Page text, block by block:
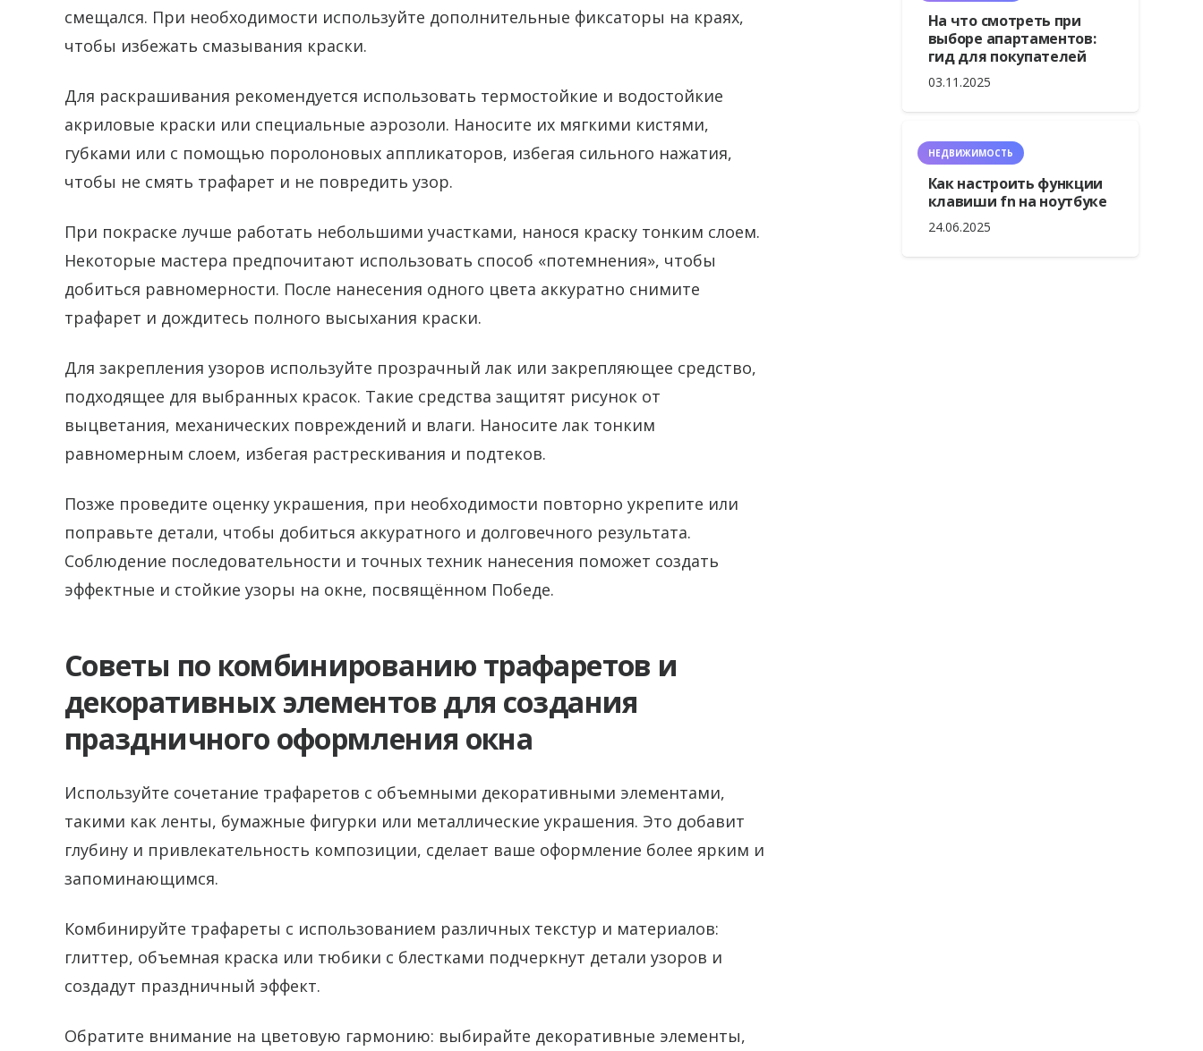
смещался. При необходимости используйте дополнительные фиксаторы на краях,
чтобы избежать смазывания краски.
Для раскрашивания рекомендуется использовать термостойкие и водостойкие
акриловые краски или специальные аэрозоли. Наносите их мягкими кистями,
губками или с помощью поролоновых аппликаторов, избегая сильного нажатия,
чтобы не смять трафарет и не повредить узор.
При покраске лучше работать небольшими участками, нанося краску тонким слоем.
Некоторые мастера предпочитают использовать способ «потемнения», чтобы
добиться равномерности. После нанесения одного цвета аккуратно снимите
трафарет и дождитесь полного высыхания краски.
Для закрепления узоров используйте прозрачный лак или закрепляющее средство,
подходящее для выбранных красок. Такие средства защитят рисунок от
выцветания, механических повреждений и влаги. Наносите лак тонким
равномерным слоем, избегая растрескивания и подтеков.
Позже проведите оценку украшения, при необходимости повторно укрепите или
поправьте детали, чтобы добиться аккуратного и долговечного результата.
Соблюдение последовательности и точных техник нанесения поможет создать
эффектные и стойкие узоры на окне, посвящённом Победе.
Советы по комбинированию трафаретов и
декоративных элементов для создания
праздничного оформления окна
Используйте сочетание трафаретов с объемными декоративными элементами,
такими как ленты, бумажные фигурки или металлические украшения. Это добавит
глубину и привлекательность композиции, сделает ваше оформление более ярким и
запоминающимся.
Комбинируйте трафареты с использованием различных текстур и материалов:
глиттер, объемная краска или тюбики с блестками подчеркнут детали узоров и
создадут праздничный эффект.
Обратите внимание на цветовую гармонию: выбирайте декоративные элементы,
На что смотреть при
выборе апартаментов:
гид для покупателей
03.11.2025
НЕДВИЖИМОСТЬ
Как настроить функции
клавиши fn на ноутбуке
24.06.2025